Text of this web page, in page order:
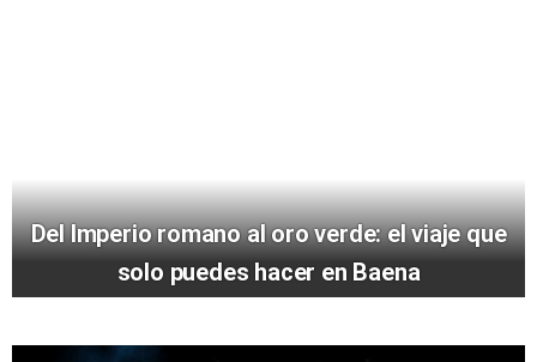
Del Imperio romano al oro verde: el viaje que
solo puedes hacer en Baena